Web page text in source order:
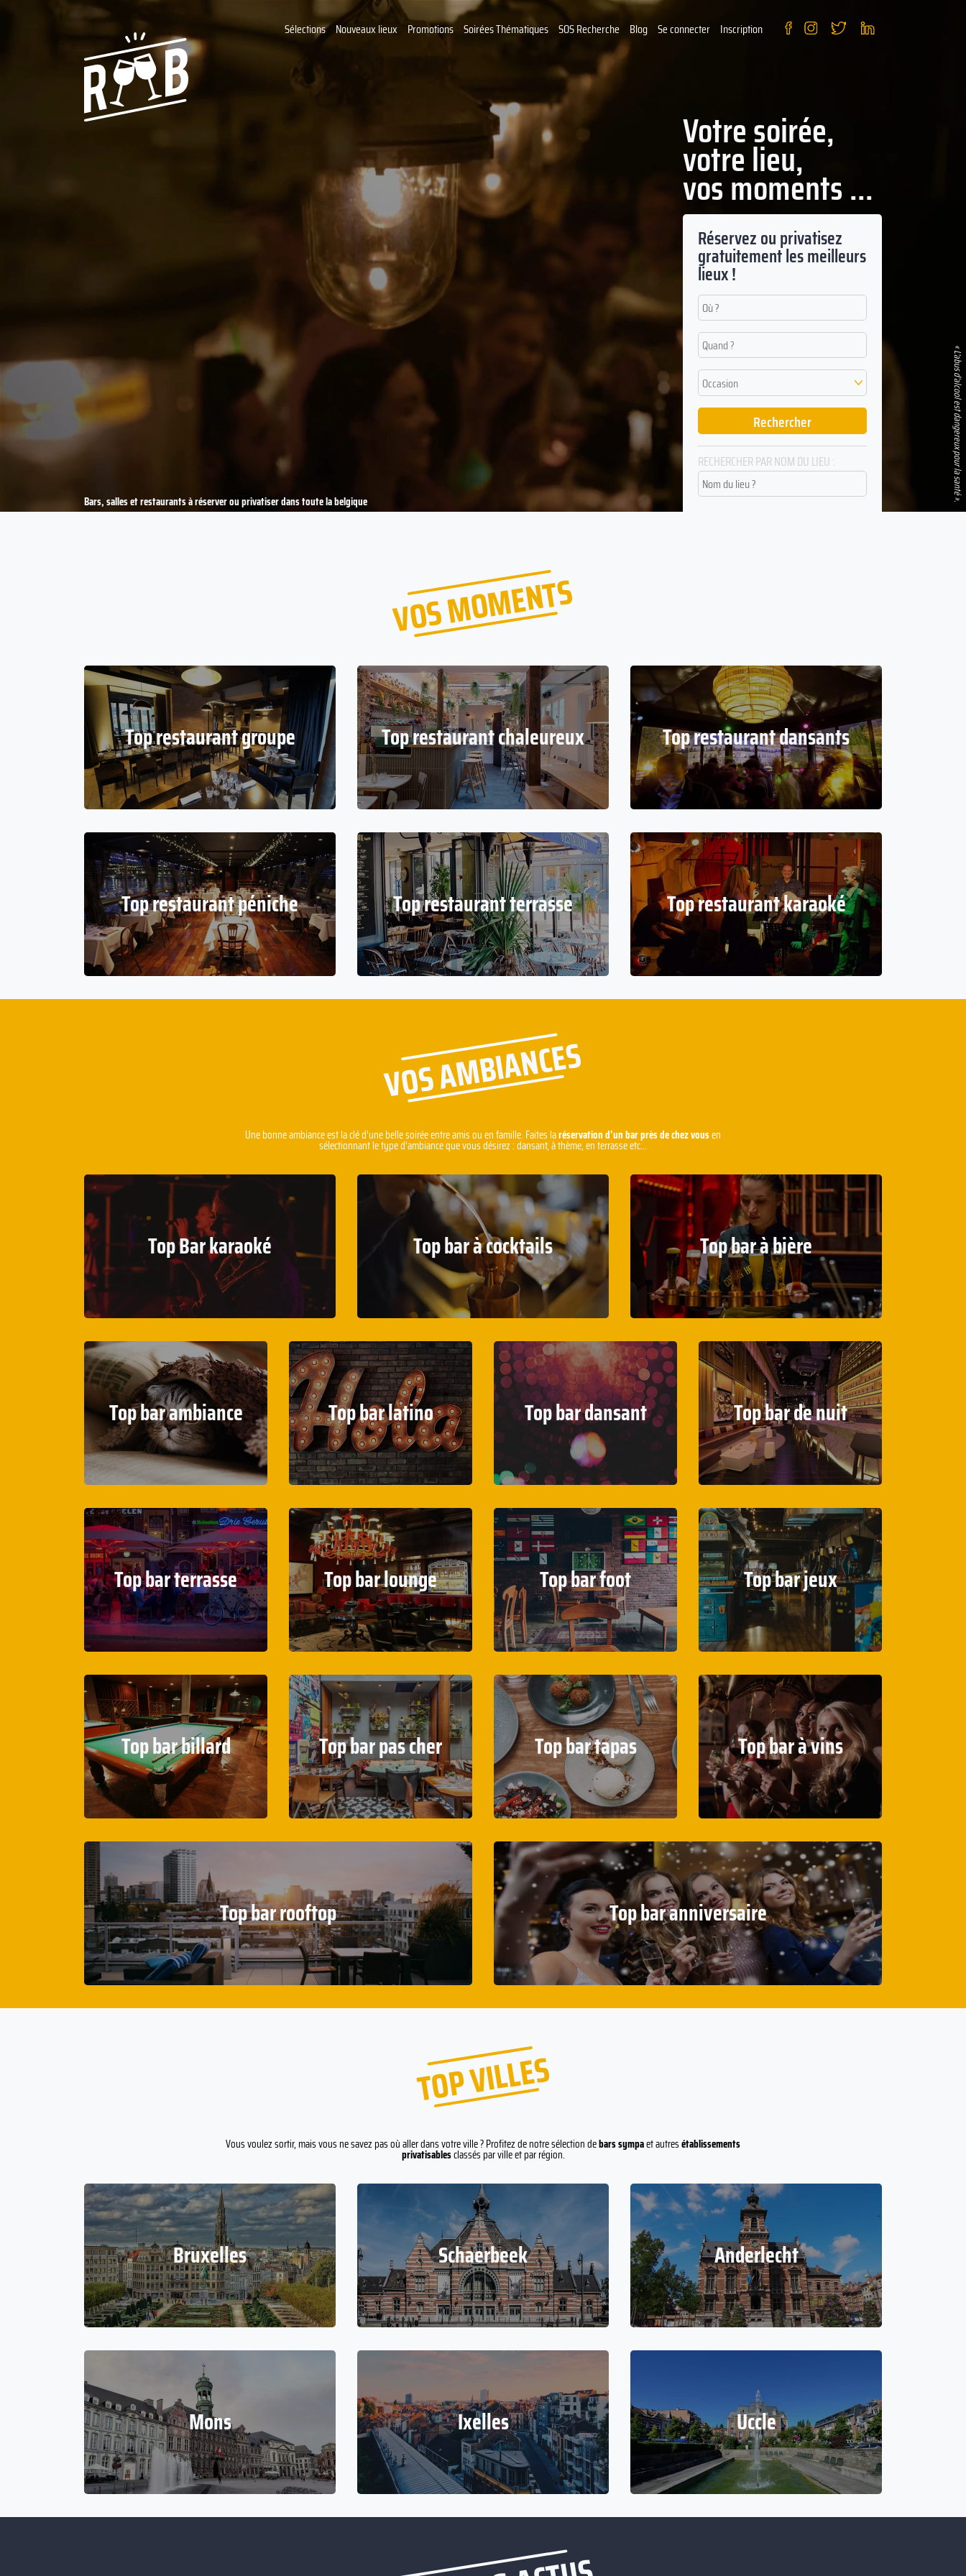
Sélections Nouveaux lieux Promotions Soirées Thématiques SOS Recherche Blog Se connecter Inscription
« L’abus d’alcool est dangereux pour la santé ».
Votre soirée,
votre lieu,
vos moments ...
Réservez ou privatisez
gratuitement les meilleurs
lieux !
Quand ?
Occasion
RECHERCHER PAR NOM DU LIEU :
Bars, salles et restaurants à réserver ou privatiser dans toute la belgique
VOS MOMENTS
Top restaurant groupe Top restaurant chaleureux Top restaurant dansants
Top restaurant péniche Top restaurant terrasse Top restaurant karaoké
VOS AMBIANCES
Une bonne ambiance est la clé d’une belle soirée entre amis ou en famille. Faites laréservation d’un bar près de chez vousen
sélectionnant le type d’ambiance que vous désirez : dansant, à thème, en terrasse etc...
Top Bar karaoké Top bar à cocktails Top bar à bière
Top bar ambiance Top bar latino Top bar dansant Top bar de nuit
Top bar terrasse Top bar lounge Top bar foot Top bar jeux
Top bar billard Top bar pas cher Top bar tapas Top bar à vins
Top bar rooftop Top bar anniversaire
TOP VILLES
Vous voulez sortir, mais vous ne savez pas où aller dans votre ville ? Profitez de notre sélection debars sympaet autresétablissements
privatisablesclassés par ville et par région.
Bruxelles Schaerbeek Anderlecht
Mons Ixelles Uccle